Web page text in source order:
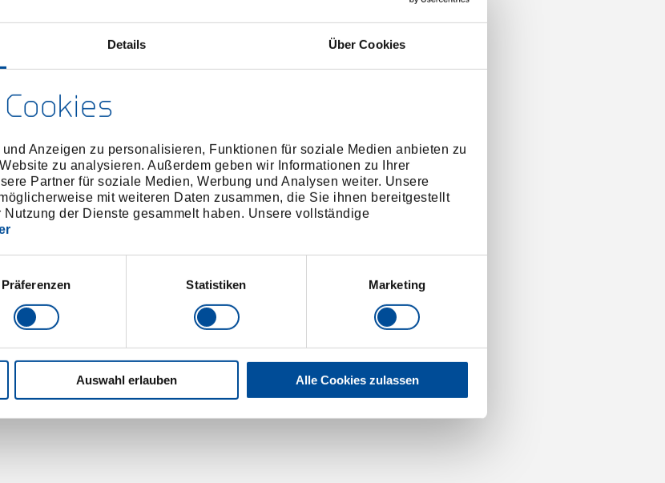
Details Über Cookies
Anzeigen zu personalisieren, Funktionen für soziale Medien anbieten zu
zu analysieren. Außerdem geben wir Informationen zu Ihrer
Partner für soziale Medien, Werbung und Analysen weiter. Unsere
mit weiteren Daten zusammen, die Sie ihnen bereitgestellt
der Dienste gesammelt haben. Unsere vollständige
Präferenzen Statistiken Marketing
Auswahl erlauben Alle Cookies zulassen